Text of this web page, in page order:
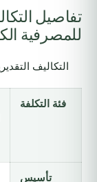
تفاصيل
للمصرفية
التكاليف
فئة التكلفة
تأسيس